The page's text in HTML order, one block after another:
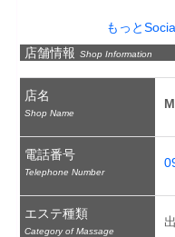
もっと
店舗情報 Shop Information
店名
Shop Name
電話番号
Telephone Number
エステ種類
Category of Massage